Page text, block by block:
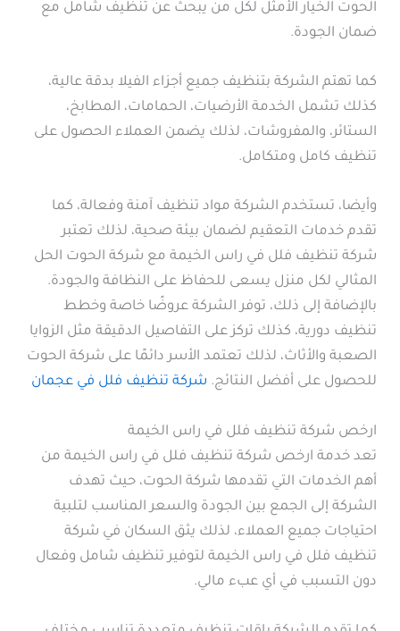
الحوت الخيار الأمثل لكل من يبحث عن تنظيف شامل مع
ضمان الجودة.
كما تهتم الشركة بتنظيف جميع أجزاء الفيلا بدقة عالية،
كذلك تشمل الخدمة الأرضيات، الحمامات، المطابخ،
الستائر، والمفروشات، لذلك يضمن العملاء الحصول على
تنظيف كامل ومتكامل.
وأيضا، تستخدم الشركة مواد تنظيف آمنة وفعالة، كما
تقدم خدمات التعقيم لضمان بيئة صحية، لذلك تعتبر
شركة تنظيف فلل في راس الخيمة مع شركة الحوت الحل
المثالي لكل منزل يسعى للحفاظ على النظافة والجودة.
بالإضافة إلى ذلك، توفر الشركة عروضًا خاصة وخطط
تنظيف دورية، كذلك تركز على التفاصيل الدقيقة مثل الزوايا
الصعبة والأثاث، لذلك تعتمد الأسر دائمًا على شركة الحوت
للحصول على أفضل النتائج. شركة تنظيف فلل في عجمان
ارخص شركة تنظيف فلل في راس الخيمة
تعد خدمة ارخص شركة تنظيف فلل في راس الخيمة من
أهم الخدمات التي تقدمها شركة الحوت، حيث تهدف
الشركة إلى الجمع بين الجودة والسعر المناسب لتلبية
احتياجات جميع العملاء، لذلك يثق السكان في شركة
تنظيف فلل في راس الخيمة لتوفير تنظيف شامل وفعال
دون التسبب في أي عبء مالي.